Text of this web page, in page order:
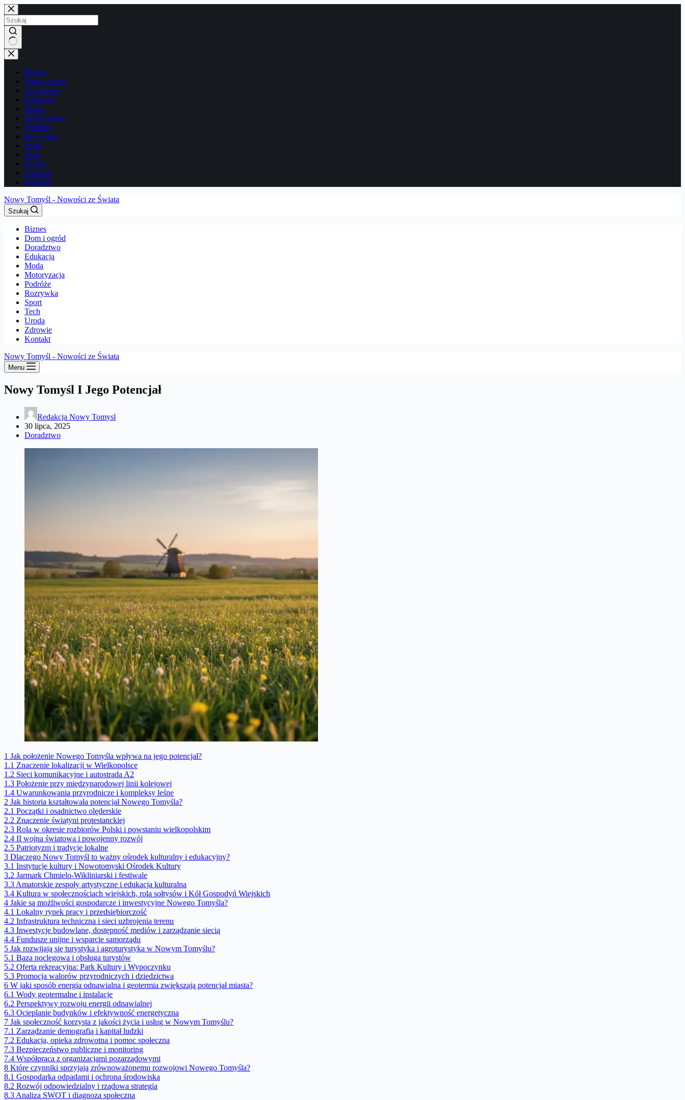
Przejdź
do
treści
Brak
wyników
Biznes
Dom i ogród
Doradztwo
Edukacja
Moda
Motoryzacja
Podróże
Rozrywka
Sport
Tech
Uroda
Zdrowie
Kontakt
Nowy Tomyśl - Nowości ze Świata
Szukaj
Biznes
Dom i ogród
Doradztwo
Edukacja
Moda
Motoryzacja
Podróże
Rozrywka
Sport
Tech
Uroda
Zdrowie
Kontakt
Nowy Tomyśl - Nowości ze Świata
Menu
Nowy Tomyśl I Jego Potencjał
Redakcja Nowy Tomysl
30 lipca, 2025
Doradztwo
1 Jak położenie Nowego Tomyśla wpływa na jego potencjał?
1.1 Znaczenie lokalizacji w Wielkopolsce
1.2 Sieci komunikacyjne i autostrada A2
1.3 Położenie przy międzynarodowej linii kolejowej
1.4 Uwarunkowania przyrodnicze i kompleksy leśne
2 Jak historia kształtowała potencjał Nowego Tomyśla?
2.1 Początki i osadnictwo olęderskie
2.2 Znaczenie świątyni protestanckiej
2.3 Rola w okresie rozbiorów Polski i powstaniu wielkopolskim
2.4 II wojna światowa i powojenny rozwój
2.5 Patriotyzm i tradycje lokalne
3 Dlaczego Nowy Tomyśl to ważny ośrodek kulturalny i edukacyjny?
3.1 Instytucje kultury i Nowotomyski Ośrodek Kultury
3.2 Jarmark Chmielo-Wikliniarski i festiwale
3.3 Amatorskie zespoły artystyczne i edukacja kulturalna
3.4 Kultura w społecznościach wiejskich, rola sołtysów i Kół Gospodyń Wiejskich
4 Jakie są możliwości gospodarcze i inwestycyjne Nowego Tomyśla?
4.1 Lokalny rynek pracy i przedsiębiorczość
4.2 Infrastruktura techniczna i sieci uzbrojenia terenu
4.3 Inwestycje budowlane, dostępność mediów i zarządzanie siecią
4.4 Fundusze unijne i wsparcie samorządu
5 Jak rozwijają się turystyka i agroturystyka w Nowym Tomyślu?
5.1 Baza noclegowa i obsługa turystów
5.2 Oferta rekreacyjna: Park Kultury i Wypoczynku
5.3 Promocja walorów przyrodniczych i dziedzictwa
6 W jaki sposób energia odnawialna i geotermia zwiększają potencjał miasta?
6.1 Wody geotermalne i instalacje
6.2 Perspektywy rozwoju energii odnawialnej
6.3 Ocieplanie budynków i efektywność energetyczna
7 Jak społeczność korzysta z jakości życia i usług w Nowym Tomyślu?
7.1 Zarządzanie demografią i kapitał ludzki
7.2 Edukacja, opieka zdrowotna i pomoc społeczna
7.3 Bezpieczeństwo publiczne i monitoring
7.4 Współpraca z organizacjami pozarządowymi
8 Które czynniki sprzyjają zrównoważonemu rozwojowi Nowego Tomyśla?
8.1 Gospodarka odpadami i ochrona środowiska
8.2 Rozwój odpowiedzialny i rządowa strategia
8.3 Analiza SWOT i diagnoza społeczna